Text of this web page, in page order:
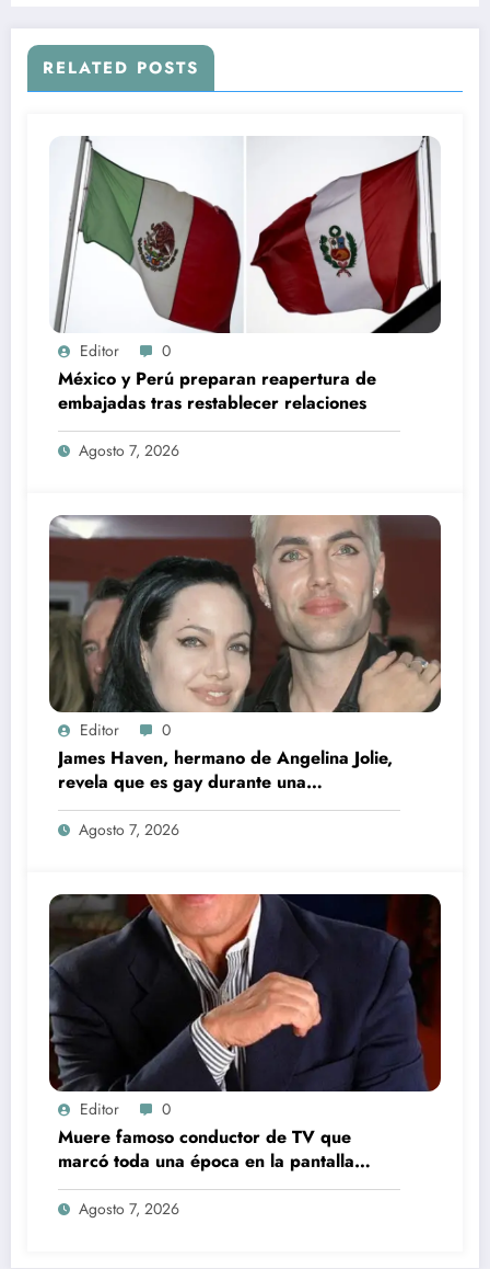
RELATED POSTS
Editor 0
México y Perú preparan reapertura de
embajadas tras restablecer relaciones
Agosto 7, 2026
Editor 0
James Haven, hermano de Angelina Jolie,
revela que es gay durante una
transmisión en vivo junto a su exesposa
Agosto 7, 2026
Editor 0
Muere famoso conductor de TV que
marcó toda una época en la pantalla
chica, así fue su repentino fallecimiento
Agosto 7, 2026